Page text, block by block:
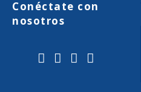
Conéctate con
nosotros